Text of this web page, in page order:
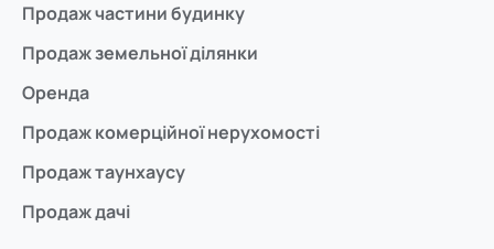
Продаж частини будинку
Продаж земельної ділянки
Оренда
Продаж комерційної нерухомості
Продаж таунхаусу
Продаж дачі